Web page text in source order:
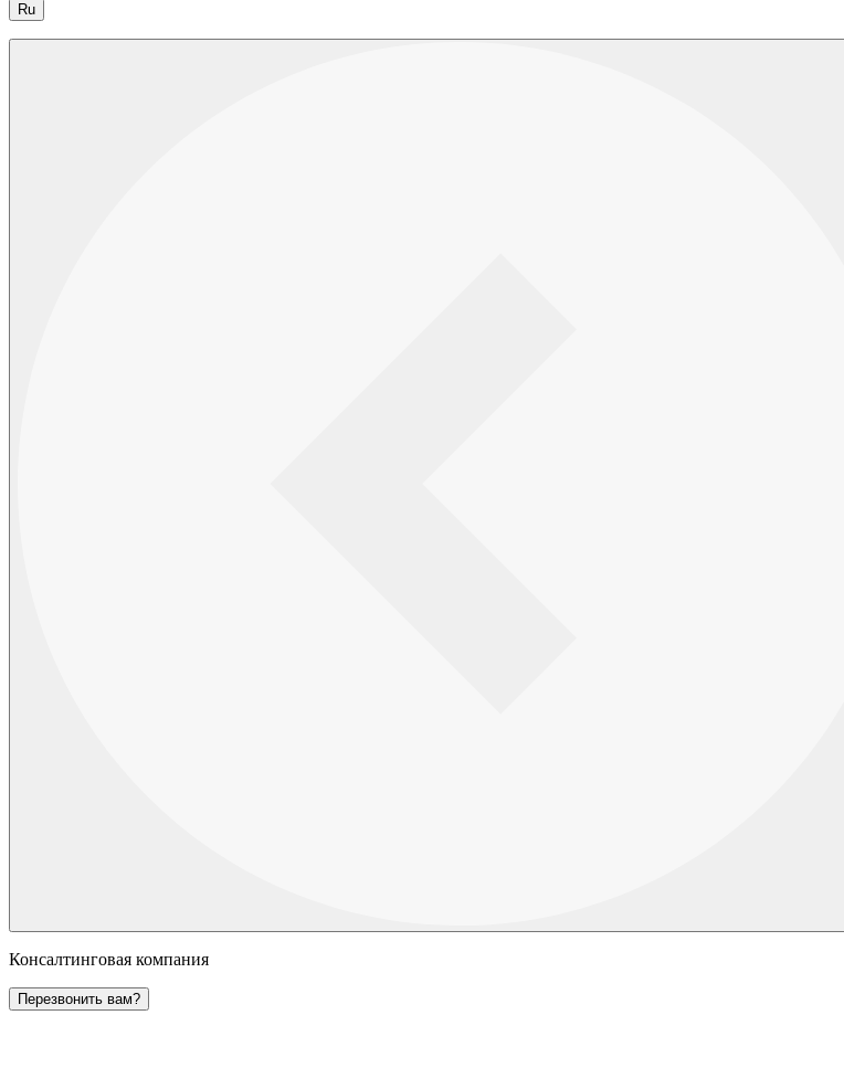
Ru
Консалтинговая компания
Перезвонить вам?